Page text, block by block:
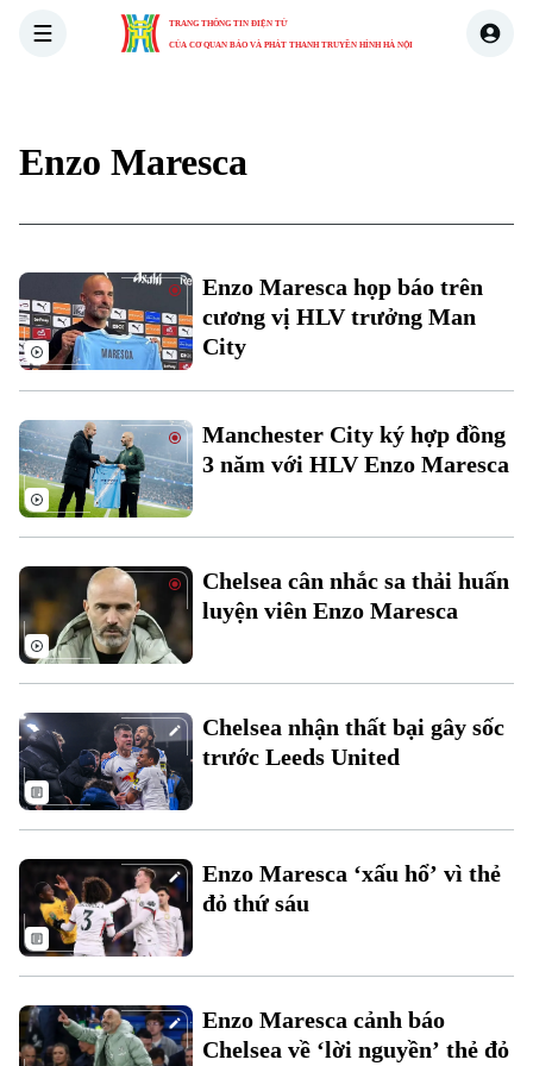
TRANG THÔNG TIN ĐIỆN TỬ
CỦA CƠ QUAN BÁO VÀ PHÁT THANH TRUYỀN HÌNH HÀ NỘI
Xu hướng
Chuyên mục
Thời sự
Hà Nội
Chính trị
Hà Nội
Nhịp sống Hà Nội
Thế giới
Enzo Maresca
Enzo Maresca họp báo trên
cương vị HLV trưởng Man
City
Manchester City ký hợp đồng
3 năm với HLV Enzo Maresca
Chelsea cân nhắc sa thải huấn
luyện viên Enzo Maresca
Chelsea nhận thất bại gây sốc
trước Leeds United
Enzo Maresca ‘xấu hổ’ vì thẻ
đỏ thứ sáu
Enzo Maresca cảnh báo
Chelsea về ‘lời nguyền’ thẻ đỏ